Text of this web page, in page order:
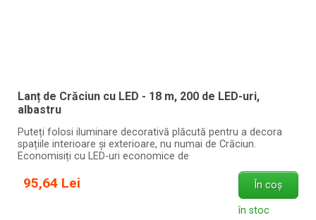
Lanț de Crăciun cu LED - 18 m, 200 de LED-uri,
albastru
Puteți folosi iluminare decorativă plăcută pentru a decora
spațiile interioare și exterioare, nu numai de Crăciun.
Economisiți cu LED-uri economice de
95,64 Lei În coș
în stoc